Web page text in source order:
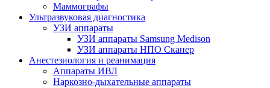
Маммографы
Ультразвуковая диагностика
УЗИ аппараты
УЗИ аппараты Samsung Medison
УЗИ аппараты НПО Сканер
Анестезиология и реанимация
Аппараты ИВЛ
Наркозно-дыхательные аппараты